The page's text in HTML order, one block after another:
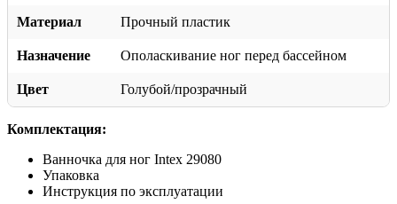
Материал Прочный пластик
Назначение Ополаскивание ног перед бассейном
Цвет Голубой/прозрачный
Комплектация:
Ванночка для ног Intex 29080
Упаковка
Инструкция по эксплуатации